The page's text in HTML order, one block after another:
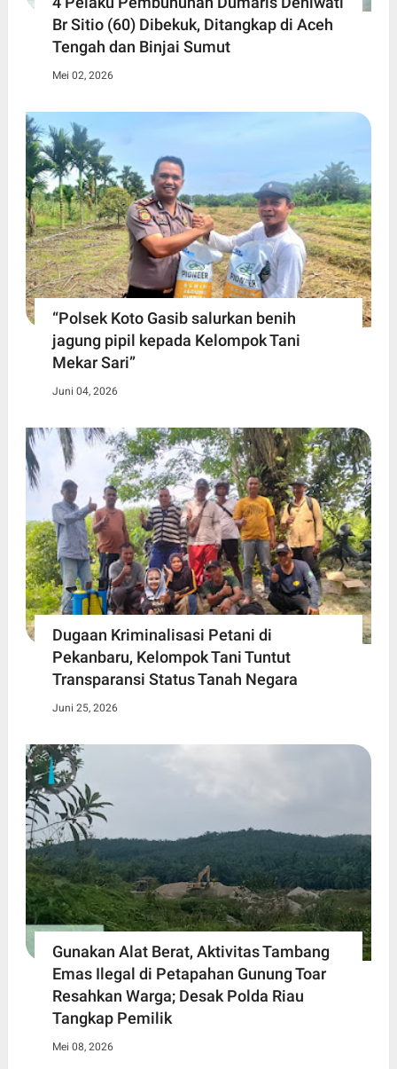
Br Sitio (60) ‎Dibekuk, Ditangkap di Aceh
Tengah ‎dan Binjai Sumut
Mei 02, 2026
“Polsek Koto Gasib salurkan benih
jagung pipil kepada Kelompok Tani
Mekar Sari”
Juni 04, 2026
Dugaan Kriminalisasi Petani di
Pekanbaru, Kelompok Tani Tuntut
Transparansi Status Tanah Negara
Juni 25, 2026
Gunakan Alat Berat, Aktivitas Tambang
Emas Ilegal di Petapahan Gunung Toar
Resahkan Warga; Desak Polda Riau
Tangkap Pemilik
Mei 08, 2026